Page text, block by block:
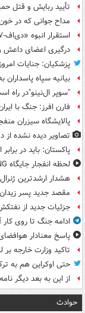
تأیید ربایش و قتل
مداح جوانی که در
استقرار انبوه «دی‌اف‑۱۷» و پایان عصر پدافند آمریکا +عکس
درگیری اعضای داعش
پزشکیان: جنایات
بیانیه سپاه پاسداران
"سوپر ال‌نینو"در راه
فارن افرز: جنگ با
پالایشگاه سیزران
تصاویر دیده‌ نشده
پاکستان: باید در
لحظه انفجار جایگاه CNG "صحنه" در دوربین مداربسته
هشدار ارشدترین
مقصد جدید پسر زیدان
جزئیات جدید از
ادامه جنگ تا روی
پاسخ معنادار
تاکید وزارت خارجه
حتی اوکراین هم به
از این به بعد دیگر
حوادث